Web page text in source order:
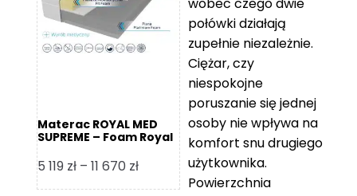
000 zł
Materac ROYAL MED
SUPREME – Foam Royal
5 119 zł – 11 670 złZakres
cen:
wobec czego dwie
połówki działają
zupełnie niezależnie.
Ciężar, czy
niespokojne
poruszanie się jednej
osoby nie wpływa na
komfort snu drugiego
użytkownika.
Powierzchnia